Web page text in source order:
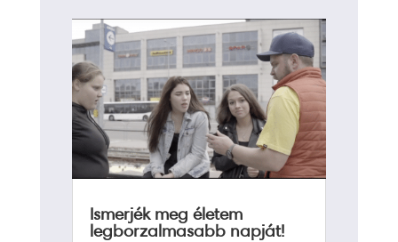
Ismerjék meg életem
legborzalmasabb napját!